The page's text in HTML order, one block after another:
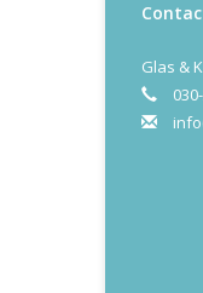
Glas &